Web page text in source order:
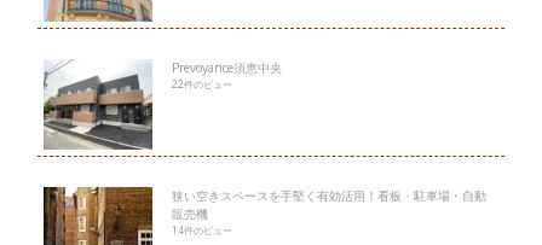
Prevoyance須恵中央
22件のビュー
狭い空きスペースを手堅く有効活用！看板・駐車場・自動
販売機
14件のビュー